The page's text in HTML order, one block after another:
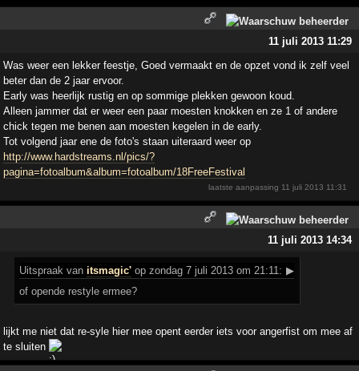
11 juli 2013 11:29
Was weer een lekker feestje, Goed vermaakt en de opzet vond ik zelf veel
beter dan de 2 jaar ervoor.
Early was heerlijk rustig en op sommige plekken gewoon koud.
Alleen jammer dat er weer een paar moesten knokken en ze 1 of andere
chick tegen me benen aan moesten kegelen in de early.
Tot volgend jaar ene de foto's staan uiteraard weer op
http://www.hardstreams.nl/pics/?
pagina=fotoalbum&album=fotoalbum/18FreeFestival
laatste aanpassing 11 juli 2013 11:31
11 juli 2013 14:34
Uitspraak vanitsmagic' op zondag 7 juli 2013 om 21:11: ▶
of opende restyle ermee?
lijkt me niet dat re-syle hier mee opent eerder iets voor angerfist om mee af
te sluiten